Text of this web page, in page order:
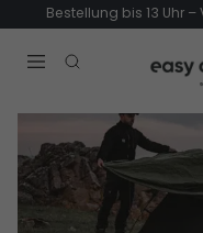
Bestellung bis 13 Uhr
Open search